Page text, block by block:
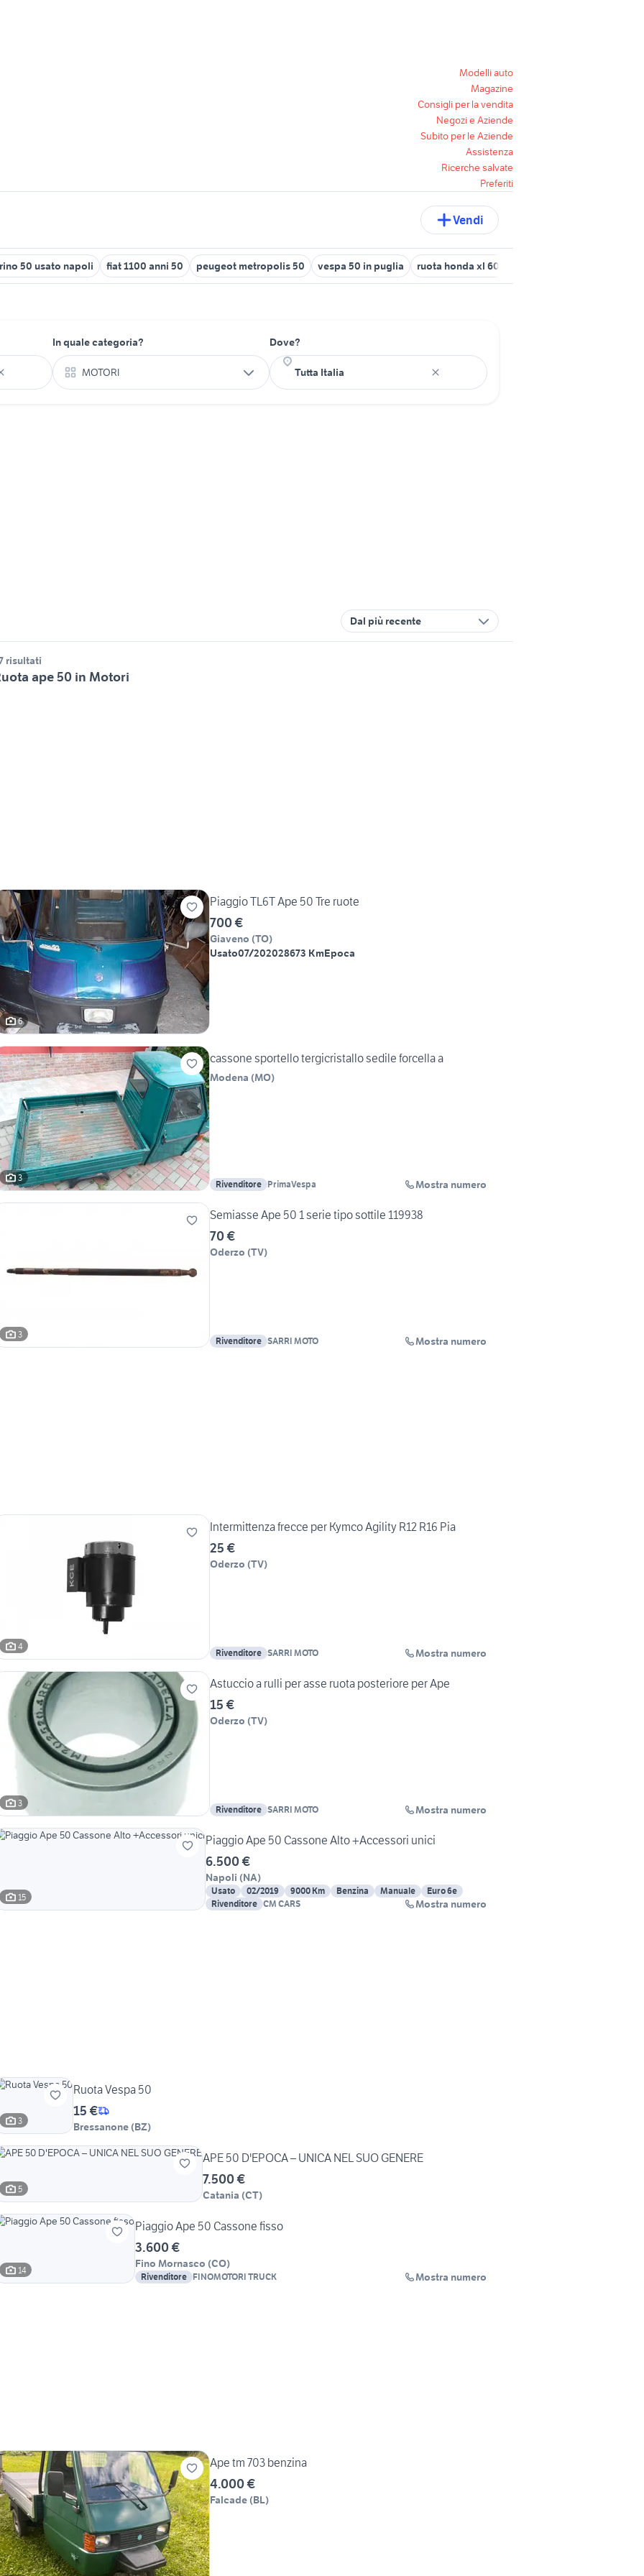
Modelli auto
Magazine
Consigli per la vendita
Negozi e Aziende
Subito per le Aziende
Assistenza
Ricerche salvate
Preferiti
Vendi
50 usato napoli fiat 1100 anni 50 peugeot metropolis 50 vespa 50 in puglia ruota honda xl 600
In quale categoria?
MOTORI
Dove?
Dal più recente
risultati
ape 50 in Motori
6
Piaggio TL6T Ape 50 Tre ruote
700 €
Giaveno (TO)
Usato07/202028673 KmEpoca
3
cassone sportello tergicristallo sedile forcella a
Modena (MO)
Rivenditore PrimaVespa Mostra numero
3
Semiasse Ape 50 1 serie tipo sottile 119938
70 €
Oderzo (TV)
Rivenditore SARRI MOTO Mostra numero
4
Intermittenza frecce per Kymco Agility R12 R16 Pia
25 €
Oderzo (TV)
Rivenditore SARRI MOTO Mostra numero
3
Astuccio a rulli per asse ruota posteriore per Ape
15 €
Oderzo (TV)
Rivenditore SARRI MOTO Mostra numero
15
Piaggio Ape 50 Cassone Alto +Accessori unici
6.500 €
Napoli (NA)
Usato 02/2019 9000 Km Benzina Manuale
Euro 6e
Rivenditore CM CARS Mostra numero
3
Ruota Vespa 50
15 €
Bressanone (BZ)
5
APE 50 D'EPOCA – UNICA NEL SUO GENERE
7.500 €
Catania (CT)
14
Piaggio Ape 50 Cassone fisso
3.600 €
Fino Mornasco (CO)
Rivenditore FINOMOTORI TRUCK Mostra numero
Ape tm 703 benzina
4.000 €
Falcade (BL)